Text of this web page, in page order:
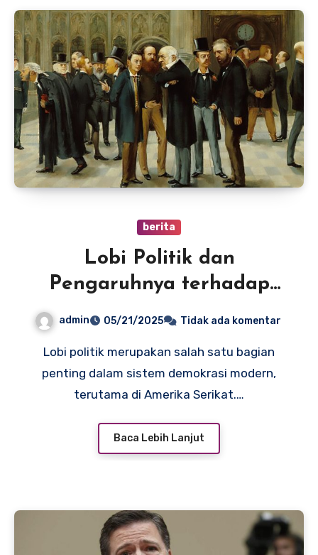
berita
Lobi Politik dan
Pengaruhnya terhadap
Pemerintahan Amerika
admin 05/21/2025 Tidak ada komentar
Lobi politik merupakan salah satu bagian
penting dalam sistem demokrasi modern,
terutama di Amerika Serikat.…
Baca Lebih Lanjut